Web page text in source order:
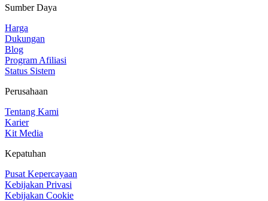
Sumber Daya
Harga
Dukungan
Blog
Program Afiliasi
Status Sistem
Perusahaan
Tentang Kami
Karier
Kit Media
Kepatuhan
Pusat Kepercayaan
Kebijakan Privasi
Kebijakan Cookie